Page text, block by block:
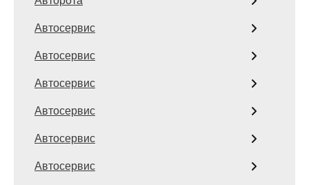
Автосервис
Автосервис
Автосервис
Автосервис
Автосервис
Автосервис